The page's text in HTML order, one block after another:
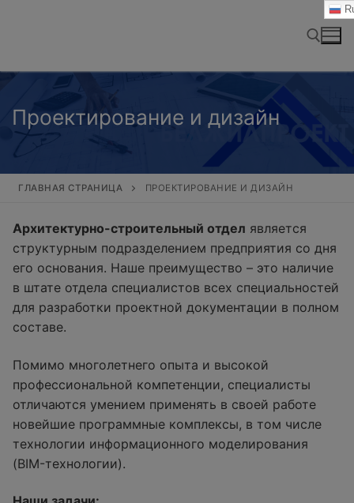
Проектирование и дизайн
ГЛАВНАЯ СТРАНИЦА ПРОЕКТИРОВАНИЕ И ДИЗАЙН
Архитектурно-строительный отдел является
структурным подразделением предприятия со дня
его основания. Наше преимущество – это наличие
в штате отдела специалистов всех специальностей
для разработки проектной документации в полном
составе.
Помимо многолетнего опыта и высокой
профессиональной компетенции, специалисты
отличаются умением применять в своей работе
новейшие программные комплексы, в том числе
технологии информационного моделирования
(BIM-технологии).